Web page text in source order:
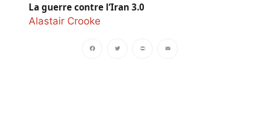
La guerre contre l’Iran 3.0
Alastair Crooke